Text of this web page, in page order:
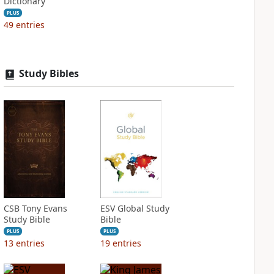
PLUS
49 entries
Study Bibles
CSB Tony Evans
Study Bible
PLUS
13 entries
ESV Global Study
Bible
PLUS
19 entries